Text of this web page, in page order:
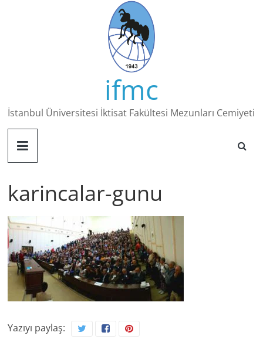
ifmc
İstanbul Üniversitesi İktisat Fakültesi Mezunları Cemiyeti
karincalar-gunu
Yazıyı paylaş: